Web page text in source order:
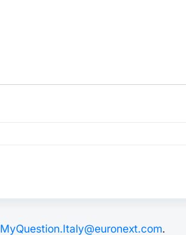
MyQuestion.Italy@euronext.com.